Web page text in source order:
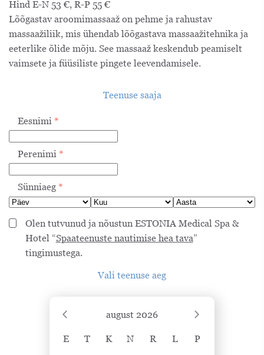
Hind E-N 53 €, R-P 55 €
Lõõgastav aroomimassaaž on pehme ja rahustav
massaažiliik, mis ühendab lõõgastava massaažitehnika ja
eeterlike õlide mõju. See massaaž keskendub peamiselt
vaimsete ja füüsiliste pingete leevendamisele.
Teenuse saaja
Eesnimi *
Perenimi *
Sünniaeg *
Olen tutvunud ja nõustun ESTONIA Medical Spa &
Hotel “Spaateenuste nautimise hea tava”
tingimustega.
Vali teenuse aeg
august 2026
E T K N R L P